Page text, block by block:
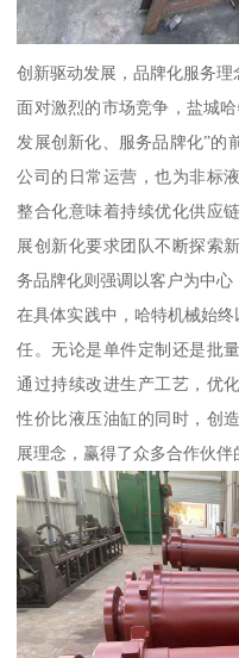
创新驱动发展，品牌化服务理
面对激烈的市场竞争，盐城
发展创新化、服务品牌化”的
公司的日常运营，也为非标
整合化意味着持续优化供应
展创新化要求团队不断探索
务品牌化则强调以客户为中心
在具体实践中，哈特机械始
任。无论是单件定制还是批
通过持续改进生产工艺，优
性价比液压油缸的同时，创
展理念，赢得了众多合作伙伴